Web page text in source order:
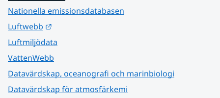
Nationella emissionsdatabasen
Luftwebb
Luftmiljödata
VattenWebb
Datavärdskap, oceanografi och marinbiologi
Datavärdskap för atmosfärkemi